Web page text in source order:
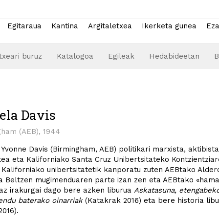
Egitaraua Kantina Argitaletxea Ikerketa gunea
buruz Katalogoa Egileak Hedabideetan
Davis
(AEB), 1944
Davis (Birmingham, AEB) politikari marxista,
eta Kaliforniako Santa Cruz Unibertsitateko
Kaliforniako unibertsitatetik kanporatu zuten AEBtako
Beltzen mugimenduaren parte izan zen eta AEBtako
irakurgai dago bere azken liburua Askatasuna,
baterako oinarriak(Katakrak 2016) eta bere historia